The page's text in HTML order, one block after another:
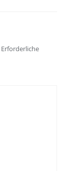
Erforderliche